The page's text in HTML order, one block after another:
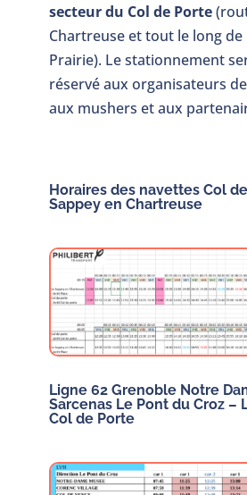
secteur du Col de Porte
Chartreuse et tout le long de
Prairie). Le stationnement
réservé aux organisateurs
aux mushers et aux
Horaires des navettes Col
Sappey en Chartreuse
Ligne 62 Grenoble Notre
Sarcenas Le Pont du Croz –
Col de Porte